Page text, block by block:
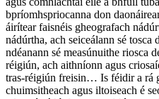
bpríomhspriocanna don
áirítear faisnéis gheografach
nádúrtha, ach seiceálann sé
ndéanann sé measúnuithe riosca
réigiún, ach aithníonn agus
tras-réigiún freisin… Is féidir a rá
chuimsitheach agus iltoiseach é